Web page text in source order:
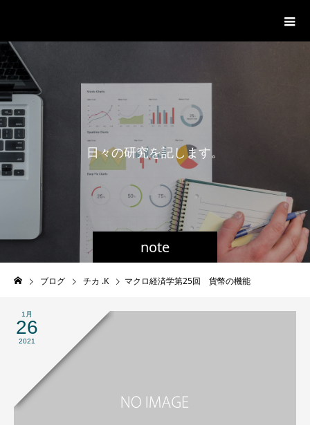
一般社団法人グローバル都市経営学
note
日々の研究を記します。
ブログ チカ .K マクロ経済学第25回 貨幣の機能
1月
26
2021